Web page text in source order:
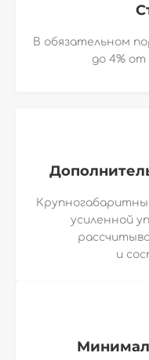
В обязательном
до 4%
усиленной
и